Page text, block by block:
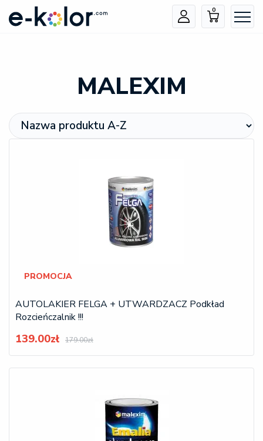
0
MALEXIM
PROMOCJA
AUTOLAKIER FELGA + UTWARDZACZ Podkład
Rozcieńczalnik !!!
139.00zł 179.00zł